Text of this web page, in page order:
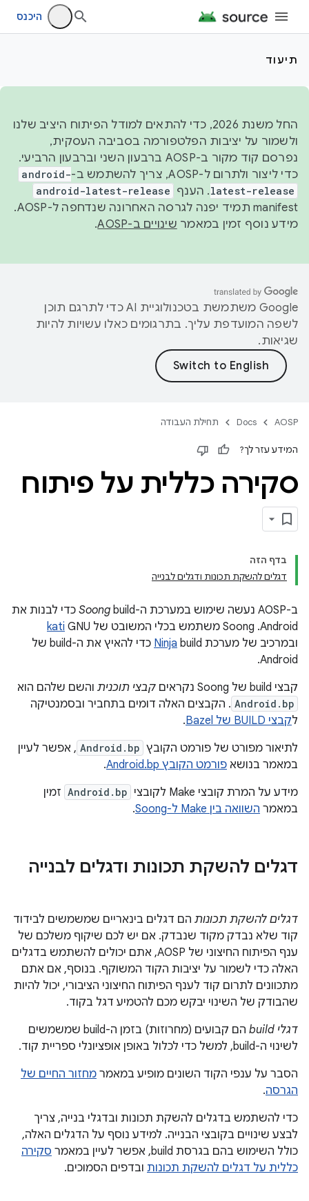
היכנס
תיעוד
החל משנת 2026, כדי להתאים למודל הפיתוח היציב שלנו
ולשמור על יציבות הפלטפורמה בסביבה העסקית,
נפרסם קוד מקור ב-AOSP ברבעון השני וברבעון הרביעי.
כדי ליצור ולתרום ל-AOSP, צריך להשתמש ב-
android-
latest-release. הענף android-latest-release
manifest תמיד יפנה לגרסה האחרונה שנדחפה ל-AOSP.
מידע נוסף זמין במאמר שינויים ב-AOSP .
‫Google משתמשת בטכנולוגיית AI כדי לתרגם תוכן
לשפה המועדפת עליך. בתרגומים כאלו עשויות להיות
שגיאות.
AOSP
Docs תחילת העבודה
המידע עזר לך?
סקירה כללית על פיתוח
בדף הזה
דגלים להשקת תכונות ודגלים לבנייה
ב-AOSP נעשה שימוש במערכת ה-build‏ Soong כדי לבנות את
Android. ‫Soong משתמש בכלי המשובט של GNU‏
kati
ובמרכיב של מערכת build‏
Ninja
כדי להאיץ את ה-build של
Android.
קבצי build של Soong נקראים
קבצי תוכנית והשם שלהם הוא
Android.bp . הקבצים האלה דומים בתחביר ובסמנטיקה
לקבצי BUILD של Bazel
.
לתיאור מפורט של פורמט הקובץ Android.bp , אפשר לעיין
במאמר בנושא פורמט הקובץ Android.bp
.
מידע על המרת קובצי Make לקובצי
Android.bp זמין
במאמר השוואה בין Make ל-Soong .
דגלים להשקת תכונות ודגלים לבנייה
דגלים להשקת תכונות הם דגלים בינאריים שמשמשים לבידוד
קוד שלא נבדק מקוד שנבדק. אם יש לכם שיקוף משלכם של
ענף הפיתוח החיצוני של AOSP, אתם יכולים להשתמש בדגלים
האלה כדי לשמור על יציבות הקוד המשוקף. בנוסף, אם אתם
מתכוונים לתרום קוד לענף הפיתוח החיצוני הציבורי, יכול להיות
שהבודק של השינוי יבקש מכם להטמיע דגל בקוד.
דגלי build
הם קבועים (מחרוזות) בזמן ה-build שמשמשים
לשינוי ה-build, למשל כדי לכלול באופן אופציונלי ספריית קוד.
הסבר על ענפי הקוד השונים מופיע במאמר מחזור החיים של
הגרסה.
כדי להשתמש בדגלים להשקת תכונות ובדגלי בנייה, צריך
לבצע שינויים בקובצי הבנייה. למידע נוסף על הדגלים האלה,
כולל השימוש בהם בגרסת build, אפשר לעיין במאמר
סקירה
כללית על דגלים להשקת תכונות ובדפים הסמוכים.